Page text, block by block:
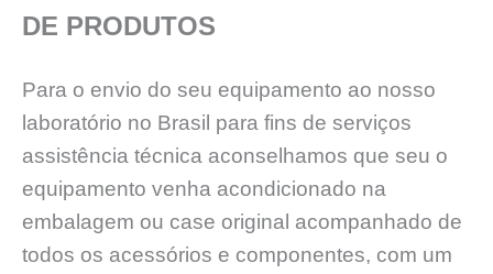
DE PRODUTOS
Para o envio do seu equipamento ao nosso
laboratório no Brasil para fins de serviços
assistência técnica aconselhamos que seu o
equipamento venha acondicionado na
embalagem ou case original acompanhado de
todos os acessórios e componentes, com um